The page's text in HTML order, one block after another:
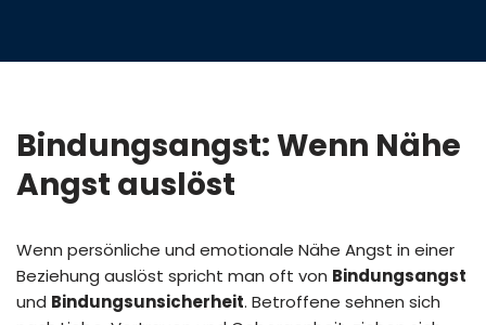
Bindungsangst: Wenn Nähe
Angst auslöst
Wenn persönliche und emotionale Nähe Angst in einer
Beziehung auslöst spricht man oft von Bindungsangst
und Bindungsunsicherheit. Betroffene sehnen sich